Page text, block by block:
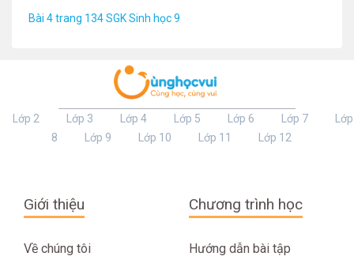
Bài 4 trang 134 SGK Sinh học 9
Lớp 2 Lớp 3 Lớp 4 Lớp 5 Lớp 6 Lớp 7
Lớp
8
Lớp 9 Lớp 10 Lớp 11 Lớp 12
Giới thiệu
Về chúng tôi
Chương trình học
Hướng dẫn bài tập